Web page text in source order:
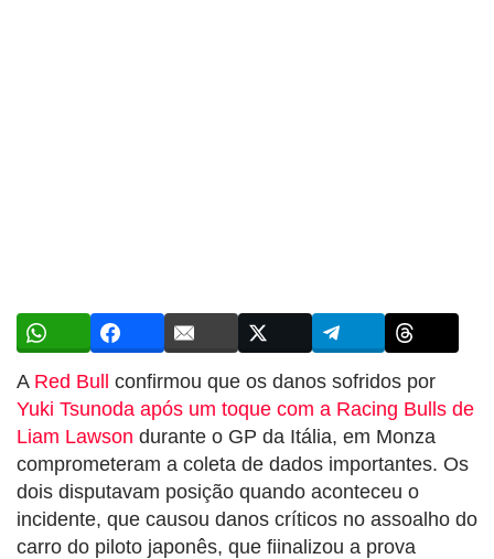
A Red Bull confirmou que os danos sofridos por
Yuki Tsunoda após um toque com a Racing Bulls de
Liam Lawson durante o GP da Itália, em Monza
comprometeram a coleta de dados importantes. Os
dois disputavam posição quando aconteceu o
incidente, que causou danos críticos no assoalho do
carro do piloto japonês, que fiinalizou a prova